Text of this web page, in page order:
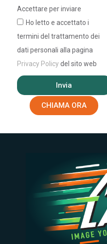
Accettare per inviare
Ho letto e accettato i
termini del trattamento dei
dati personali alla pagina
Privacy Policydel sito web
Invia
CHIAMA ORA